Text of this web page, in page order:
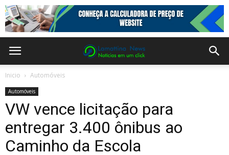
Inicio Automóveis
Automóveis
VW vence licitação para
entregar 3.400 ônibus ao
Caminho da Escola